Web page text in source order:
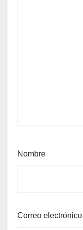
Nombre
Correo electrónico